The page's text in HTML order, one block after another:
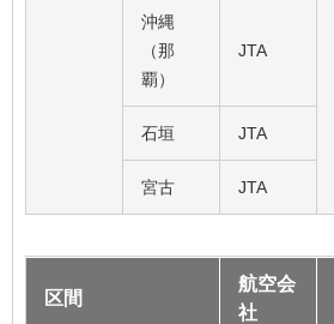
沖縄
（那
覇）
JTA
石垣
JTA
宮古 JTA
区間
航空会
社